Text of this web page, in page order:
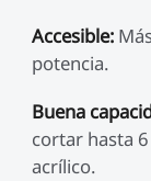
Accesible:
potencia.
Buena
cortar hasta
acrílico.